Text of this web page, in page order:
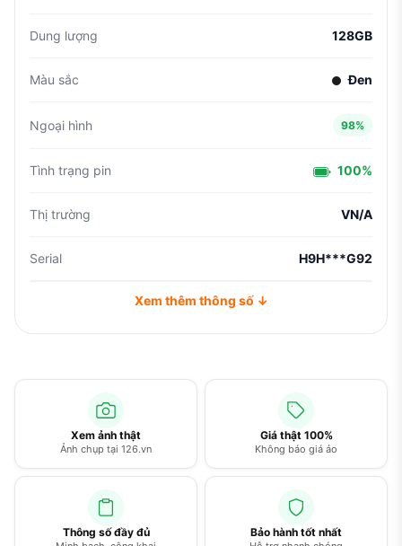
Xem ảnh thật
Ảnh chụp tại 126.vn
Giá thật 100%
Không báo giá ảo
Thông số đầy đủ Bảo hành tốt nhất
Dung lượng 128GB
Màu sắc Đen
Ngoại hình 98%
Tình trạng pin 100%
Thị trường VN/A
Serial H9H***G92
Xem thêm thông số ↓